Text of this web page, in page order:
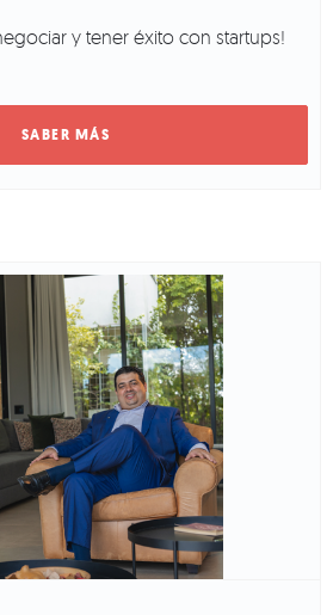
y tener éxito con startups!